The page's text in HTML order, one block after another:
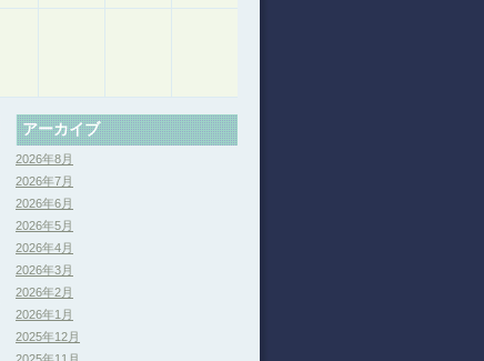
アーカイブ
2026年8月
2026年7月
2026年6月
2026年5月
2026年4月
2026年3月
2026年2月
2026年1月
2025年12月